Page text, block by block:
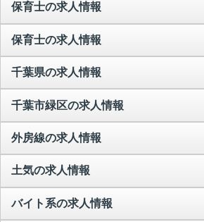
保育士の求人情報
保育士の求人情報
千葉県の求人情報
千葉市緑区の求人情報
外房線の求人情報
土気の求人情報
バイト系の求人情報